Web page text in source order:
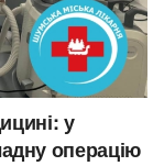
у
операцію